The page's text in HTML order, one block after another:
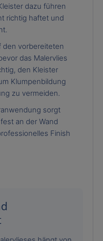
dazu führen
richtig haftet und
den vorbereiteten
das Malervlies
den Kleister
Klumpenbildung
zu vermeiden.
sorgt
an der Wand
Finish